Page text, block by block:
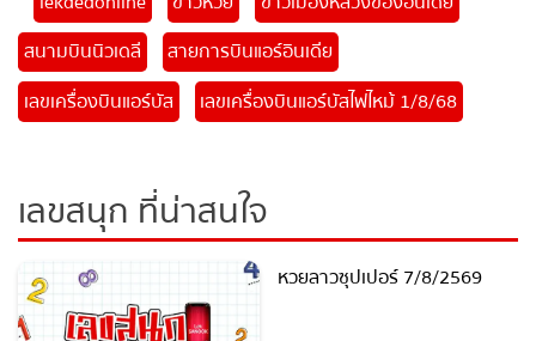
แชร์
lekdedonline ข่าวหวย
ข่าวเมืองหลวงของอินเดีย
สนามบินนิวเดลี
สายการบินแอร์อินเดีย
เลขสนุก ที่น่าสนใจ